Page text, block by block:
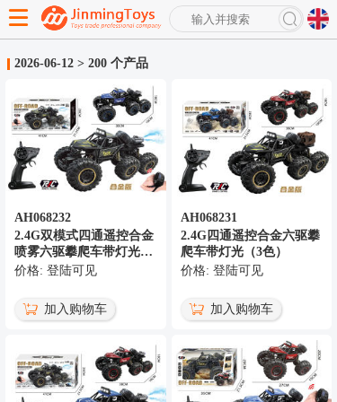
搜
2026-06-12 > 200 个产品
AH068232
2.4G双模式四通遥控合金
喷雾六驱攀爬车带灯光
（3色）
价格: 登陆可见
加入购物车
AH068231
2.4G四通遥控合金六驱攀
爬车带灯光（3色）
价格: 登陆可见
加入购物车